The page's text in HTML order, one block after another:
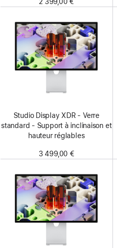
Studio Display XDR - Verre
standard - Support à inclinaison et
hauteur réglables
3 499,00 €